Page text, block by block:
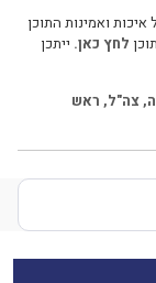
ואמינות התוכן
לחץ כאן. ייתכן
,צה"ל, ראש